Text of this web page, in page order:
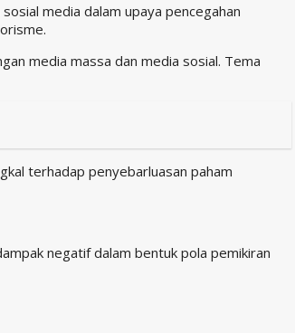
media dalam upaya pencegahan
media massa dan media sosial. Tema
terhadap penyebarluasan paham
negatif dalam bentuk pola pemikiran